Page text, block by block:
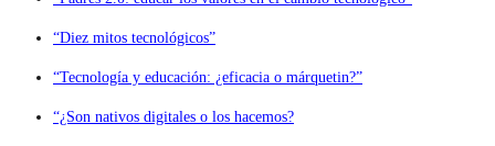
“Diez mitos tecnológicos”
“Tecnología y educación: ¿eficacia o márquetin?”
“¿Son nativos digitales o los hacemos?